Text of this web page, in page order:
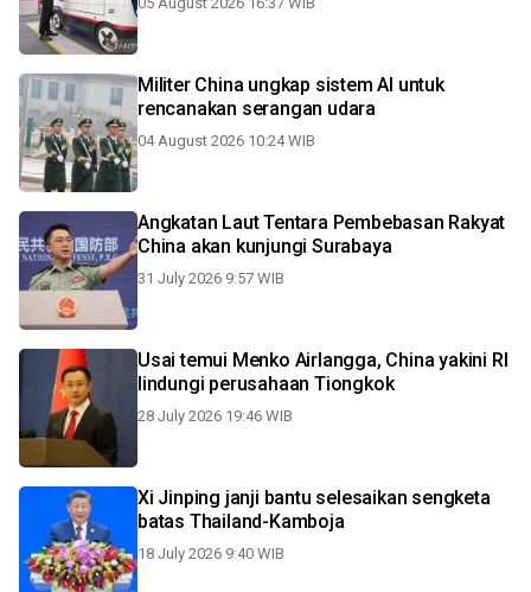
Militer China ungkap sistem AI untuk
rencanakan serangan udara
04 August 2026 10:24 WIB
Angkatan Laut Tentara Pembebasan Rakyat
China akan kunjungi Surabaya
31 July 2026 9:57 WIB
Usai temui Menko Airlangga, China yakini RI
lindungi perusahaan Tiongkok
28 July 2026 19:46 WIB
Xi Jinping janji bantu selesaikan sengketa
batas Thailand-Kamboja
18 July 2026 9:40 WIB